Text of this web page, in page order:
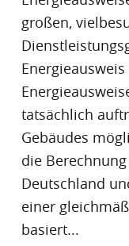
großen,
Energieausweis
Energieausweis
tatsächlich
Gebäudes
die
Deutschland
einer
basiert...